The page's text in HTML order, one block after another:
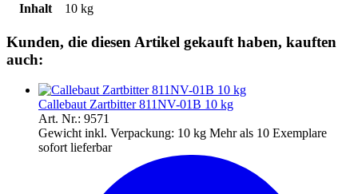
Inhalt
10 kg
Kunden, die diesen Artikel gekauft haben, kauften
auch:
Callebaut Zartbitter 811NV-01B 10 kg
Art. Nr.: 9571
Gewicht inkl. Verpackung: 10 kg Mehr als 10 Exemplare
sofort lieferbar